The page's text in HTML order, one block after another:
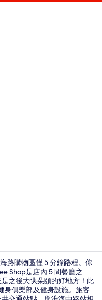
路購物區僅 5 分鐘路程。你
Shop是店內 5 間餐廳之
之後大快朵頤的好地方！此
身俱樂部及健身設施。旅客